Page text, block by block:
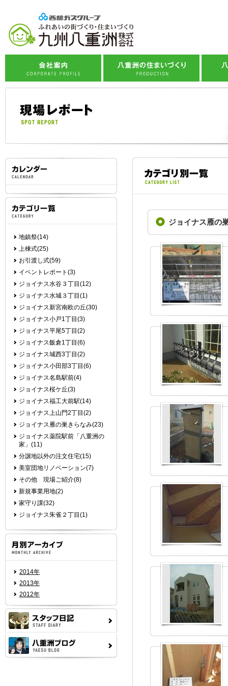
会社概要
社会貢献活動
スタッフ紹介
子育て応援プロジェクト
ジョイナス雁の
地鎮祭(14)
上棟式(25)
お引渡し式(59)
イベントレポート(3)
ジョイナス水谷３丁目(12)
ジョイナス水城３丁目(1)
ジョイナス新宮南欧の丘(30)
ジョイナス小戸1丁目(3)
ジョイナス平尾5丁目(2)
ジョイナス飯倉1丁目(6)
ジョイナス城西3丁目(2)
ジョイナス小田部3丁目(6)
ジョイナス名島駅前(4)
ジョイナス桜ケ丘(3)
ジョイナス福工大前駅(14)
ジョイナス上山門2丁目(2)
ジョイナス雁の巣きらなみ(23)
ジョイナス薬院駅前「八重洲の
家」(11)
分譲地以外の注文住宅(15)
美室団地リノベーション(7)
その他 現場ご紹介(8)
新規事業用地(2)
家守り課(32)
ジョイナス朱雀２丁目(1)
2014年
2013年
2012年